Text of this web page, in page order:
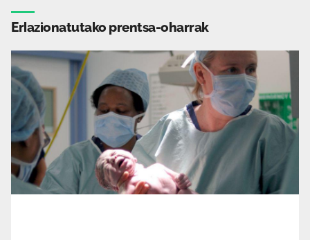
Erlazionatutako prentsa-oharrak